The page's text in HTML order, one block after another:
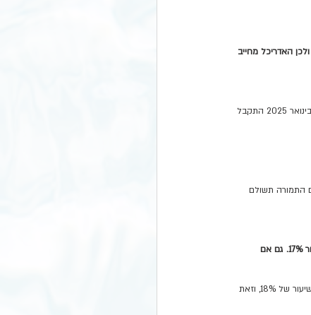
לדוגמא: אדריכל ביצע שרותי תכנון ללקוח. העבודה החלה בשנת 2024 והסתיימה בשנת 2025. התשלום נעשה לאחר 1.1.25 ולכן האדריכל מחייב
בגין עסקאות כגון דמי שכירות ששולמו מראש (לפני 31.12.24 גם עבור תקופה ב 2025) יחול מע"מ בשיעור 17%. אם לאחר 1 בינואר 2025 התקבל
מתן השירות. כך, על שירות שניתן עד 31.12.24 יחול מע"מ בשיעור 17%, גם אם התמורה תשולם
לדוגמא: חשמלאי ביצע תיקון בבית הלקוח. העבודה נעשתה בדצמבר 2024 . ולכן החשמלאי מחייב את הלקוח במע"מ בשיעור 17%. גם אם
להפריד בין חלקיו, שישולם בסיום השירות: במידה והשירות הסתיים החל מ1.1.25 יוטל מע"מ בשיעור של 18%, וזאת